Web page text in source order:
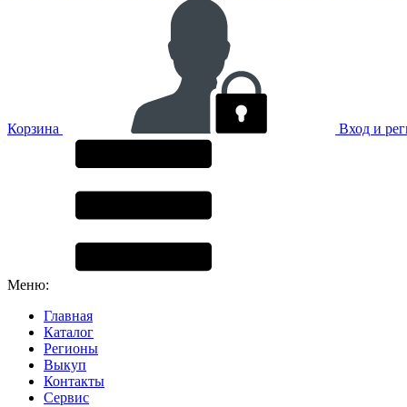
Корзина Вход и
Меню:
Главная
Каталог
Регионы
Выкуп
Контакты
Сервис